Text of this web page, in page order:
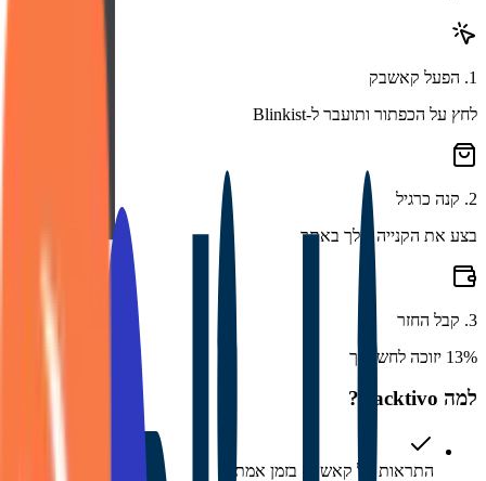
1
. הפעל קאשבק
לחץ על הכפתור ותועבר ל-Blinkist
2
. קנה כרגיל
בצע את הקנייה שלך באתר
3
. קבל החזר
13% יזוכה לחשבונך
למה Backtivo?
התראות על קאשבק בזמן אמת